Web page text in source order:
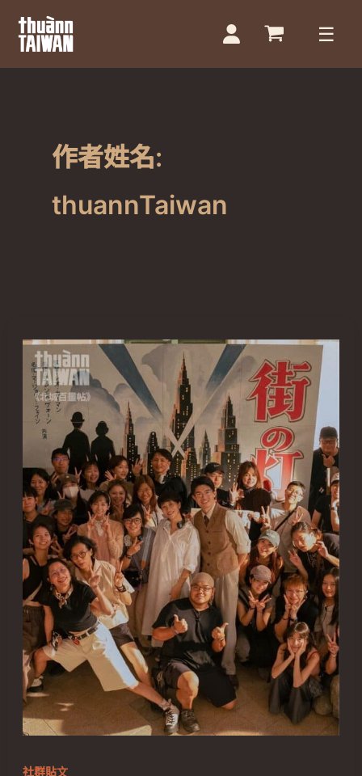
主
作者姓名:
thuannTaiwan
社群貼文